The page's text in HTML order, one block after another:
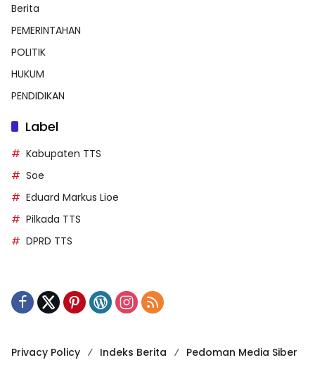
Berita
PEMERINTAHAN
POLITIK
HUKUM
PENDIDIKAN
Label
Kabupaten TTS
Soe
Eduard Markus Lioe
Pilkada TTS
DPRD TTS
Privacy Policy Indeks Berita
Pedoman Media Siber